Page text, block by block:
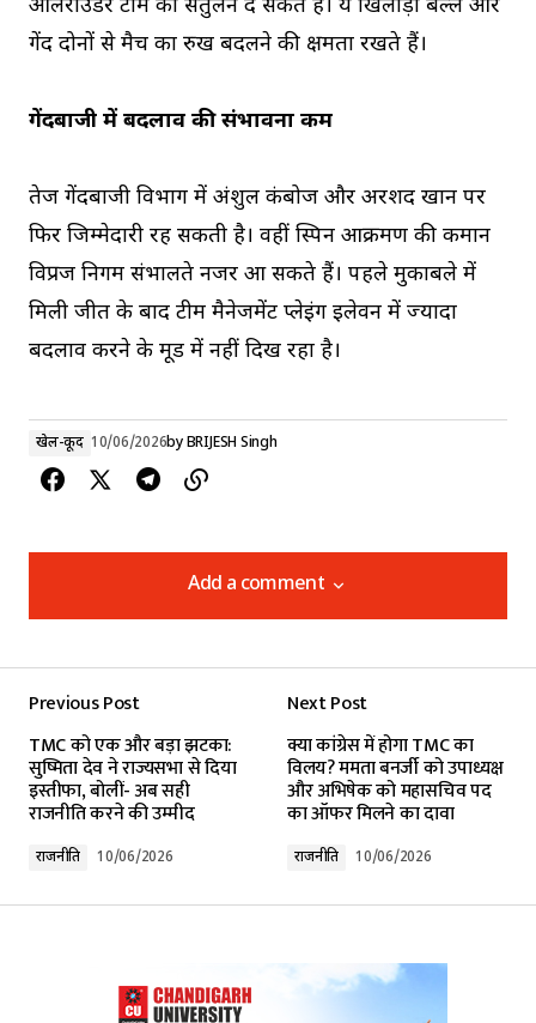
ऑलराउंडर टीम को संतुलन दे सकते हैं। ये खिलाड़ी बल्ले और
गेंद दोनों से मैच का रुख बदलने की क्षमता रखते हैं।
गेंदबाजी में बदलाव की संभावना कम
तेज गेंदबाजी विभाग में अंशुल कंबोज और अरशद खान पर
फिर जिम्मेदारी रह सकती है। वहीं स्पिन आक्रमण की कमान
विप्रज निगम संभालते नजर आ सकते हैं। पहले मुकाबले में
मिली जीत के बाद टीम मैनेजमेंट प्लेइंग इलेवन में ज्यादा
बदलाव करने के मूड में नहीं दिख रहा है।
खेल-कूद 10/06/2026byBRIJESH Singh
Add a comment
Add a comment
Required fields are marked*
Comment*
Previous Post
TMC को एक और बड़ा झटका:
सुष्मिता देव ने राज्यसभा से दिया
इस्तीफा, बोलीं- अब सही
राजनीति करने की उम्मीद
राजनीति 10/06/2026
Next Post
क्या कांग्रेस में होगा TMC का
विलय? ममता बनर्जी को उपाध्यक्ष
और अभिषेक को महासचिव पद
का ऑफर मिलने का दावा
राजनीति 10/06/2026